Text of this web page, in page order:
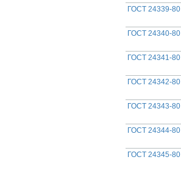
ГОСТ 24339-80
ГОСТ 24340-80
ГОСТ 24341-80
ГОСТ 24342-80
ГОСТ 24343-80
ГОСТ 24344-80
ГОСТ 24345-80